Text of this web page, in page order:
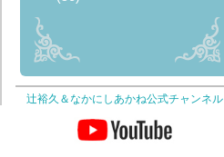
辻裕久＆なかにしあかね公式チャンネル